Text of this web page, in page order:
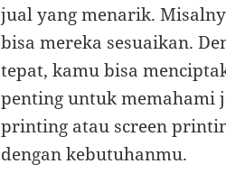
jual yang menarik.
bisa mereka sesuaikan.
tepat, kamu bisa
penting untuk memahami
printing atau screen
dengan kebutuhanmu.